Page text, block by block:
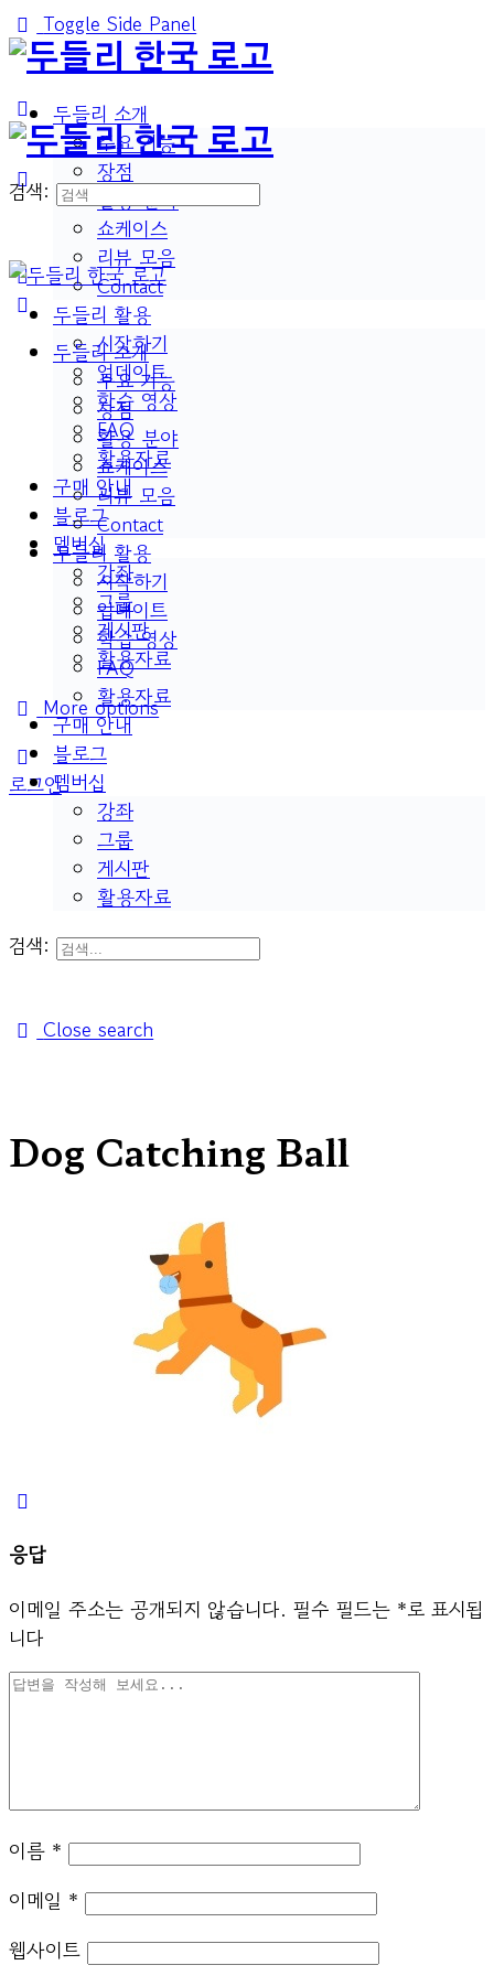
Toggle Side Panel
두들리 소개
주요 기능
장점
활용 분야
쇼케이스
리뷰 모음
Contact
두들리 활용
시작하기
업데이트
학습 영상
FAQ
활용자료
구매 안내
블로그
멤버십
강좌
그룹
게시판
활용자료
More options
로그인
검색:
두들리 소개
주요 기능
장점
활용 분야
쇼케이스
리뷰 모음
Contact
두들리 활용
시작하기
업데이트
학습 영상
FAQ
활용자료
구매 안내
블로그
멤버십
강좌
그룹
게시판
활용자료
검색:
Close search
Dog Catching Ball
응답
이메일 주소는 공개되지 않습니다. 필수 필드는 *로 표시됩
니다
이름 *
이메일 *
웹사이트